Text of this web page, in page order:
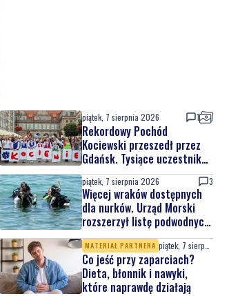
piątek, 7 sierpnia 2026 1
Rekordowy Pochód
Kociewski przeszedł przez
Gdańsk. Tysiące uczestników
na jubileuszowej edycji
piątek, 7 sierpnia 2026 3
Więcej wraków dostępnych
dla nurków. Urząd Morski
rozszerzył listę podwodnych
atrakcji
MATERIAŁ PARTNERA
Co jeść przy zaparciach?
Dieta, błonnik i nawyki,
które naprawdę działają